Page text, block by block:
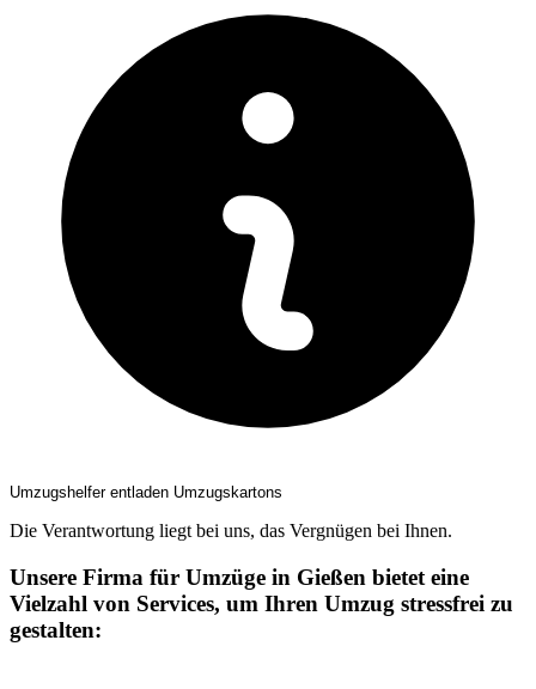
Umzugshelfer entladen Umzugskartons
Die Verantwortung liegt bei uns, das Vergnügen bei Ihnen.
Unsere Firma für Umzüge in Gießen bietet eine
Vielzahl von Services, um Ihren Umzug stressfrei zu
gestalten: